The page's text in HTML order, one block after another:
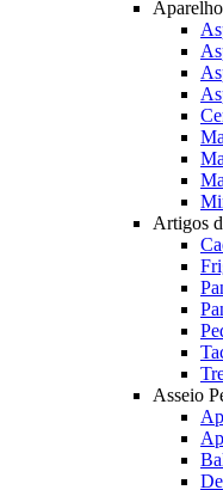
Artigos
Asseio